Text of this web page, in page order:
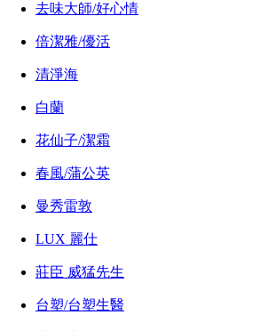
去味大師/好心情
倍潔雅/優活
清淨海
白蘭
花仙子/潔霜
春風/蒲公英
曼秀雷敦
LUX 麗仕
莊臣 威猛先生
台塑/台塑生醫